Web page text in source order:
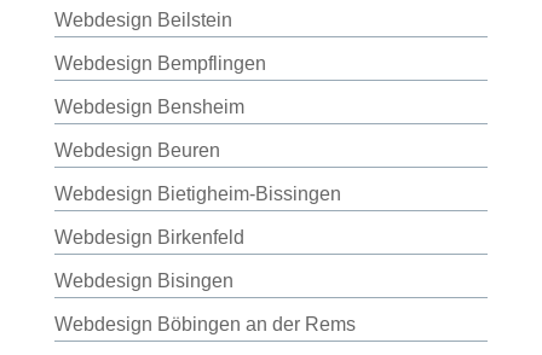
Webdesign Beilstein
Webdesign Bempflingen
Webdesign Bensheim
Webdesign Beuren
Webdesign Bietigheim-Bissingen
Webdesign Birkenfeld
Webdesign Bisingen
Webdesign Böbingen an der Rems